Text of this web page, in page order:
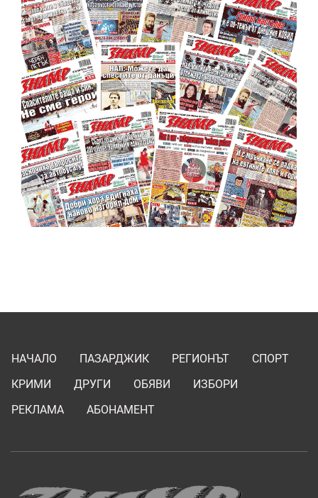
НАЧАЛО ПАЗАРДЖИК РЕГИОНЪТ
СПОРТ
КРИМИ
ДРУГИ ОБЯВИ
ИЗБОРИ
РЕКЛАМА
АБОНАМЕНТ